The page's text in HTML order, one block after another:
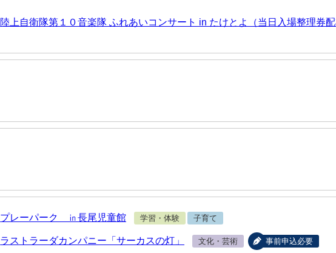
陸上自衛隊第１０音楽隊 ふれあいコンサート in たけとよ（当日入場整理券配
プレーパーク ㏌長尾児童館 学習・体験 子育て
ラストラーダカンパニー「サーカスの灯」 文化・芸術 事前申込必要